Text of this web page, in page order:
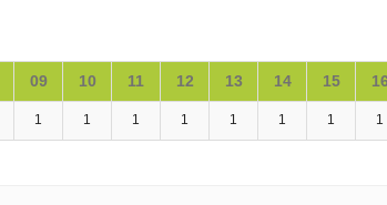
09 10 11 12 13 14 15 16
1 1 1 1 1 1 1 1